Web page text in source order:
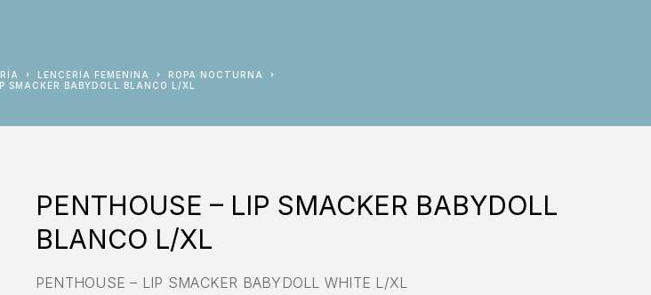
LENCERÍA FEMENINA
ROPA NOCTURNA
SMACKER BABYDOLL BLANCO L/XL
PENTHOUSE – LIP SMACKER BABYDOLL
BLANCO L/XL
PENTHOUSE – LIP SMACKER BABYDOLL WHITE L/XL